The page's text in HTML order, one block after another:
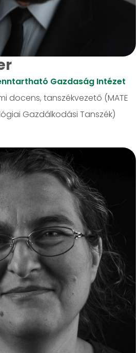
Gazdaság Intézet
docens, tanszékvezető (MATE
Gazdálkodási Tanszék)